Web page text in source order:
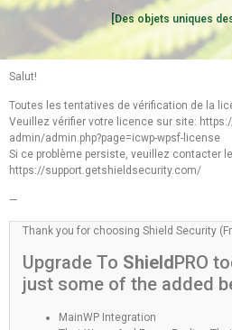
[Des objets uniques
Salut!
Toutes les tentatives de vérification de la
Veuillez vérifier votre licence sur site:
admin/admin.php?page=icwp-wpsf-license
Si ce problème persiste, veuillez contacter
https://support.getshieldsecurity.com/
—
Thank you for choosing Shield Security
Upgrade To ShieldPRO
just some of the added
MainWP Integration